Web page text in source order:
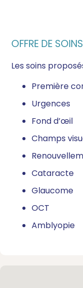
OFFRE DE SOINS
Les soins
Première
Urgences
Fond d’œil
Champs
Cataracte
Glaucome
OCT
Amblyopie